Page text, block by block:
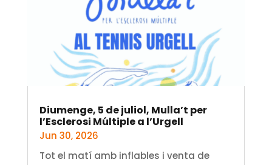
Diumenge, 5 de juliol, Mulla’t per
l’Esclerosi Múltiple a l’Urgell
Jun 30, 2026
Tot el matí amb inflables i venta de